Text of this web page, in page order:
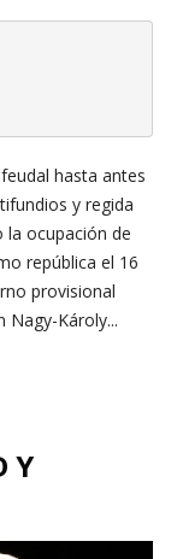
hasta antes
y regida
ocupación de
república el 16
provisional
Nagy-Károly...
Y